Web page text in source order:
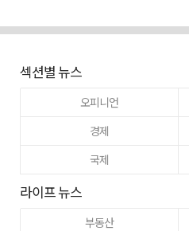
섹션별 뉴스
오피니언
경제
국제
라이프 뉴스
부동산